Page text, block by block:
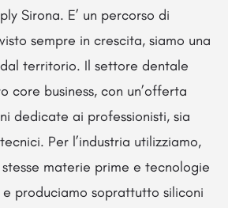
Sirona. E’ un percorso di
sempre in crescita, siamo una
territorio. Il settore dentale
core business, con un’offerta
dedicate ai professionisti, sia
Per l’industria utilizziamo,
materie prime e tecnologie
produciamo soprattutto siliconi